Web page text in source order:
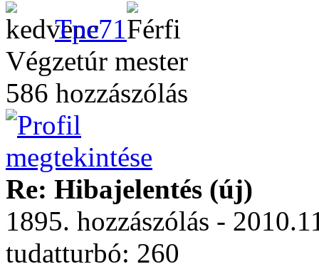
Tpe71
Végzetúr mester
586 hozzászólás
Re: Hibajelentés (új)
1895. hozzászólás -
tudatturbó: 260